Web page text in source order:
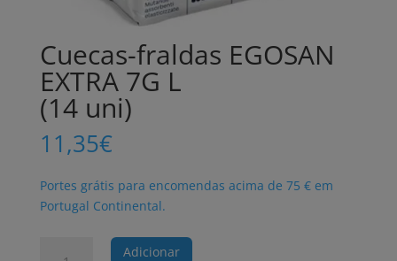
Cuecas-fraldas EGOSAN
EXTRA 7G L
(14 uni)
11,35€
Portes grátis para encomendas acima de 75 € em
Portugal Continental.
Adicionar